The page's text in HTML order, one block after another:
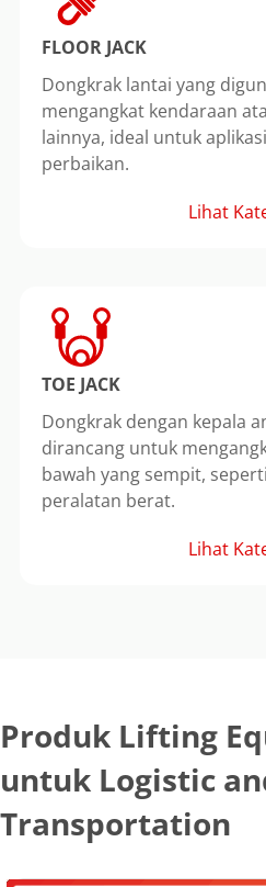
FLOOR JACK
Dongkrak lantai yang
mengangkat kendaraan
lainnya, ideal untuk
perbaikan.
Lihat
TOE JACK
Dongkrak dengan kepala
dirancang untuk
bawah yang sempit,
peralatan berat.
Lihat
Produk Lifting
untuk Logistic
Transportation